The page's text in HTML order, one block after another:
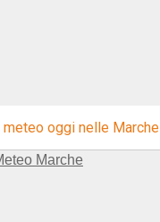
meteo oggi nelle Marche